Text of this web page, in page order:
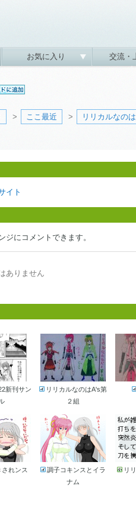
お気に入り 交流・
> ここ最近 > リリカルなのは
イト
ジにコメントできます。
ありません
新刊サン
リリカルなのはA's第
２組
されンス
調子コキンスとイラ
ナム
リ